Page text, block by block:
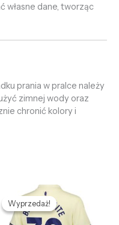
własne dane, tworząc
prania w pralce należy
zimnej wody oraz
chronić kolory i
Wyprzedaż!
Wyprzedaż!
Pierwotna
cena
wynosiła:
469,58 zł.
Aktualna
cena
wynosi:
132,65 zł.